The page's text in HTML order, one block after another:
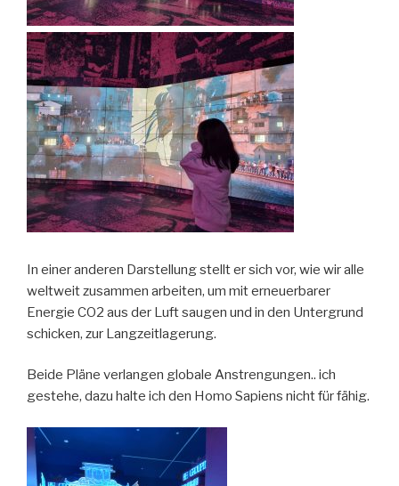
In einer anderen Darstellung stellt er sich vor, wie wir alle
weltweit zusammen arbeiten, um mit erneuerbarer
Energie CO2 aus der Luft saugen und in den Untergrund
schicken, zur Langzeitlagerung.
Beide Pläne verlangen globale Anstrengungen.. ich
gestehe, dazu halte ich den Homo Sapiens nicht für fähig.